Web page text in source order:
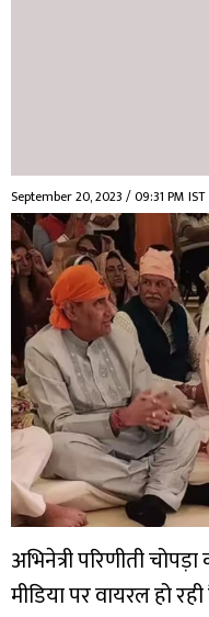
September 20, 2023 / 09:31 PM IST
अभिनेत्री परिणीती
मीडिया पर वायरल हो रही